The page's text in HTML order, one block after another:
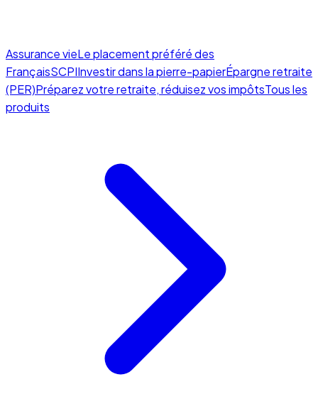
Assurance vieLe placement préféré des
FrançaisSCPIInvestir dans la pierre-papierÉpargne retraite
(PER)Préparez votre retraite, réduisez vos impôtsTous les
produits